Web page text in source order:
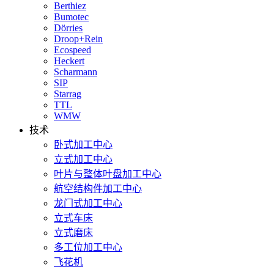
Berthiez
Bumotec
Dörries
Droop+Rein
Ecospeed
Heckert
Scharmann
SIP
Starrag
TTL
WMW
技术
卧式加工中心
立式加工中心
叶片与整体叶盘加工中心
航空结构件加工中心
龙门式加工中心
立式车床
立式磨床
多工位加工中心
飞花机